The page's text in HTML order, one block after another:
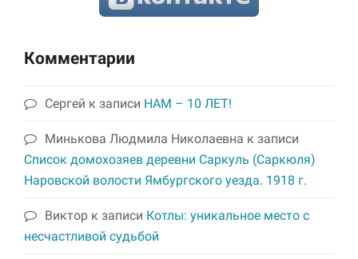
Комментарии
Сергей к записи НАМ – 10 ЛЕТ!
Минькова Людмила Николаевна к записи
Список домохозяев деревни Саркуль (Саркюля)
Наровской волости Ямбургского уезда. 1918 г.
Виктор к записи Котлы: уникальное место с
несчастливой судьбой